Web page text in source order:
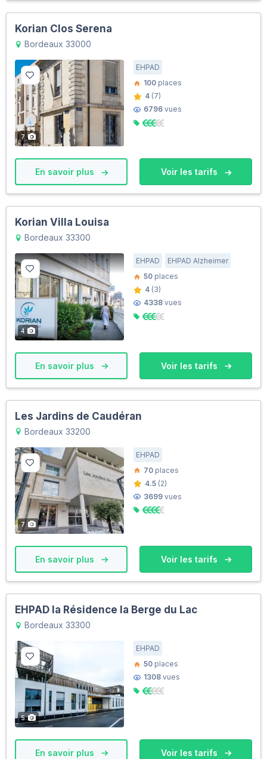
Korian Clos Serena
Bordeaux 33000
7
EHPAD
100 places
4 (7)
6796 vues
En savoir plus Voir les tarifs
Korian Villa Louisa
Bordeaux 33300
4
EHPAD
EHPAD Alzheimer
50 places
4 (3)
4338 vues
En savoir plus Voir les tarifs
Les Jardins de Caudéran
Bordeaux 33200
7
EHPAD
70 places
4.5 (2)
3699 vues
En savoir plus Voir les tarifs
EHPAD la Résidence la Berge du Lac
Bordeaux 33300
5
EHPAD
50 places
1308 vues
En savoir plus Voir les tarifs